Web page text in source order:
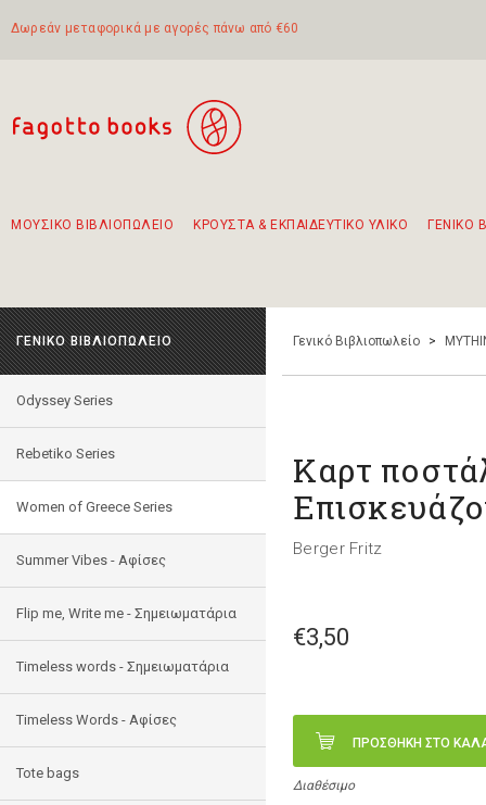
Δωρεάν μεταφορικά με αγορές πάνω από €60
ΜΟΥΣΙΚΟ ΒΙΒΛΙΟΠΩΛΕΙΟ ΚΡΟΥΣΤΑ & ΕΚΠΑΙΔΕΥΤΙΚΟ ΥΛΙΚΟ ΓΕΝΙΚΟ
ΓΕΝΙΚΟ ΒΙΒΛΙΟΠΩΛΕΙΟ
Odyssey Series
Rebetiko Series
Women of Greece Series
Summer Vibes - Αφίσες
Flip me, Write me - Σημειωματάρια
Timeless words - Σημειωματάρια
Timeless Words - Aφίσες
Tote bags
Γενικό Βιβλιοπωλείο >
Καρτ
Berger Fritz
€3,50
ΠΡΟΣΘΗΚΗ ΣΤΟ
Διαθέσιμο